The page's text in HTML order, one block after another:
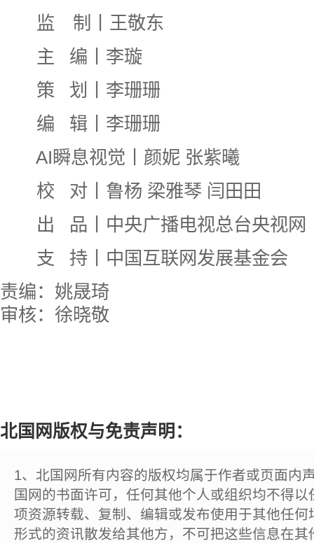
监 制丨王敬东
主 编丨李璇
策 划丨李珊珊
编 辑丨李珊珊
AI瞬息视觉丨颜妮 张紫曦
校 对丨鲁杨 梁雅琴 闫田田
出 品丨中央广播电视总台央视网
支 持丨中国互联网发展基金会
责编：姚晟琦
审核：徐晓敬
北国网版权与免责声明：
1、北国网所有内容的版权均属于作者或页面内
国网的书面许可，任何其他个人或组织均不得
项资源转载、复制、编辑或发布使用于其他任
形式的资讯散发给其他方，不可把这些信息在